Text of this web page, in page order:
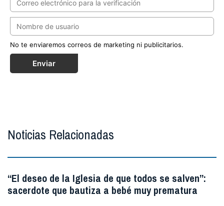
No te enviaremos correos de marketing ni publicitarios.
Enviar
Noticias Relacionadas
“El deseo de la Iglesia de que todos se salven”:
sacerdote que bautiza a bebé muy prematura